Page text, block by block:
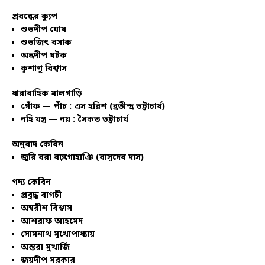
প্রবন্ধের ক্যুপ
শুভদীপ ঘোষ
শুভজিৎ বসাক
অভ্রদীপ ঘটক
কৃশাণু বিশ্বাস
ধারাবাহিক মালগাড়ি
গোঁফ — পাঁচ : এস হরিশ (ব্রতীন্দ্র ভট্টাচার্য)
নহি যন্ত্র — নয় : সৈকত ভট্টাচার্য
অনুবাদ কেবিন
জুরি বরা বঢ়গোহাঞি (বাসুদেব দাস)
গদ্য কেবিন
প্রবুদ্ধ বাগচী
অম্বরীশ বিশ্বাস
আশরাফ আহমেদ
সোমনাথ মুখোপাধ্যায়
অন্তরা মুখার্জি
জয়দীপ সরকার